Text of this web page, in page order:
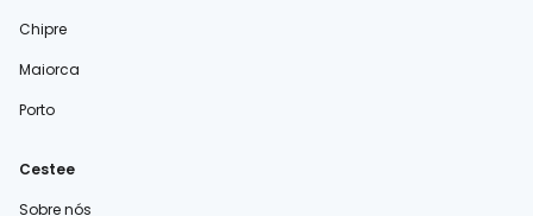
Chipre
Maiorca
Porto
Cestee
Sobre nós